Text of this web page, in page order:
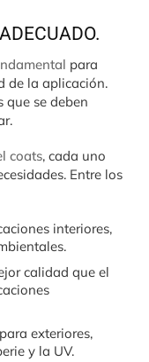
para
de la aplicación.
que se deben
coats, cada uno
Entre los
interiores,
calidad que el
exteriores,
y la UV.